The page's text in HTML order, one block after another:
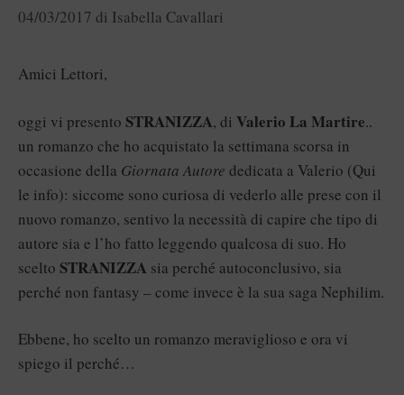
04/03/2017 di Isabella Cavallari
Amici Lettori,
oggi vi presento STRANIZZA, di Valerio La Martire..
un romanzo che ho acquistato la settimana scorsa in
occasione della Giornata Autore dedicata a Valerio (Qui
le info): siccome sono curiosa di vederlo alle prese con il
nuovo romanzo, sentivo la necessità di capire che tipo di
autore sia e l’ho fatto leggendo qualcosa di suo. Ho
scelto STRANIZZA sia perché autoconclusivo, sia
perché non fantasy – come invece è la sua saga Nephilim.
Ebbene, ho scelto un romanzo meraviglioso e ora vi
spiego il perché…